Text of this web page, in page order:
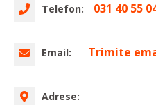
Telefon: 031 40 55
Email: Trimite
Adrese: